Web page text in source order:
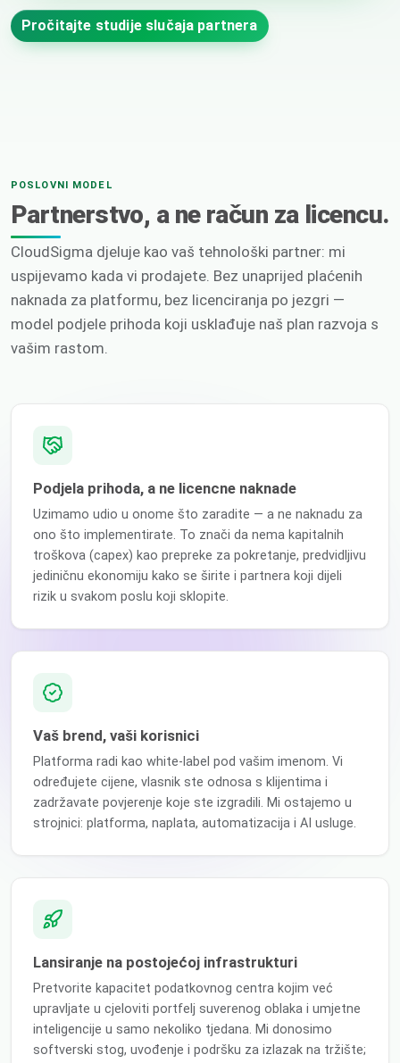
Pročitajte studije slučaja partnera
POSLOVNI MODEL
Partnerstvo, a ne račun za licencu.
CloudSigma djeluje kao vaš tehnološki partner: mi
uspijevamo kada vi prodajete. Bez unaprijed plaćenih
naknada za platformu, bez licenciranja po jezgri —
model podjele prihoda koji usklađuje naš plan razvoja s
vašim rastom.
Podjela prihoda, a ne licencne naknade
Uzimamo udio u onome što zaradite — a ne naknadu za
ono što implementirate. To znači da nema kapitalnih
troškova (capex) kao prepreke za pokretanje, predvidljivu
jediničnu ekonomiju kako se širite i partnera koji dijeli
rizik u svakom poslu koji sklopite.
Vaš brend, vaši korisnici
Platforma radi kao white-label pod vašim imenom. Vi
određujete cijene, vlasnik ste odnosa s klijentima i
zadržavate povjerenje koje ste izgradili. Mi ostajemo u
strojnici: platforma, naplata, automatizacija i AI usluge.
Lansiranje na postojećoj infrastrukturi
Pretvorite kapacitet podatkovnog centra kojim već
upravljate u cjeloviti portfelj suverenog oblaka i umjetne
inteligencije u samo nekoliko tjedana. Mi donosimo
softverski stog, uvođenje i podršku za izlazak na tržište;